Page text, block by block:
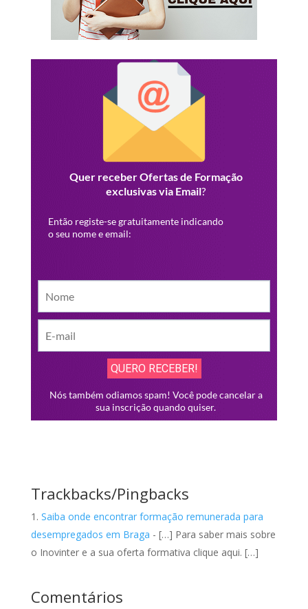
Trackbacks/Pingbacks
Saiba onde encontrar formação remunerada para
desempregados em Braga - […] Para saber mais sobre
o Inovinter e a sua oferta formativa clique aqui. […]
Comentários